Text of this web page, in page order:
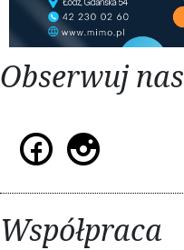
Obserwuj nas
Współpraca